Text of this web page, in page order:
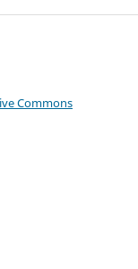
Commons